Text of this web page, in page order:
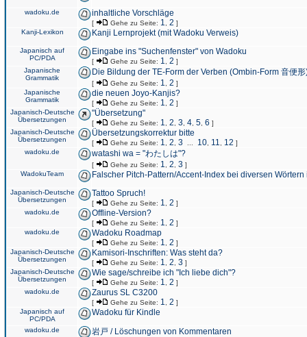
wadoku.de inhaltliche Vorschläge
[ Gehe zu Seite: 1 2 ]
Kanji-Lexikon
Kanji Lernprojekt (mit Wadoku Verweis)
Japanisch auf
PC/PDA
Eingabe ins "Suchenfenster" von Wadoku
[ Gehe zu Seite: 1 2 ]
Japanische
Grammatik
Die Bildung der TE-Form der Verben (Ombin-Form 音便形
[ Gehe zu Seite: 1 2 ]
Japanische
Grammatik
die neuen Joyo-Kanjis?
[ Gehe zu Seite: 1 2 ]
Japanisch-Deutsche
Übersetzungen
"Übersetzung"
[ Gehe zu Seite: 1 2 3 4 5 6 ]
Japanisch-Deutsche
Übersetzungen
Übersetzungskorrektur bitte
[ Gehe zu Seite: 1 2 3 10 11 12 ]
wadoku.de
watashi wa = "わたしは"?
[ Gehe zu Seite: 1 2 3 ]
WadokuTeam
Falscher Pitch-Pattern/Accent-Index bei diversen
Japanisch-Deutsche
Übersetzungen
Tattoo Spruch!
[ Gehe zu Seite: 1 2 ]
wadoku.de
Offline-Version?
[ Gehe zu Seite: 1 2 ]
wadoku.de
Wadoku Roadmap
[ Gehe zu Seite: 1 2 ]
Japanisch-Deutsche
Übersetzungen
Kamisori-Inschriften: Was steht da?
[ Gehe zu Seite: 1 2 3 ]
Japanisch-Deutsche
Übersetzungen
Wie sage/schreibe ich "Ich liebe dich"?
[ Gehe zu Seite: 1 2 ]
wadoku.de
Zaurus SL C3200
[ Gehe zu Seite: 1 2 ]
Japanisch auf
PC/PDA
Wadoku für Kindle
wadoku.de 岩戸 / Löschungen von Kommentaren